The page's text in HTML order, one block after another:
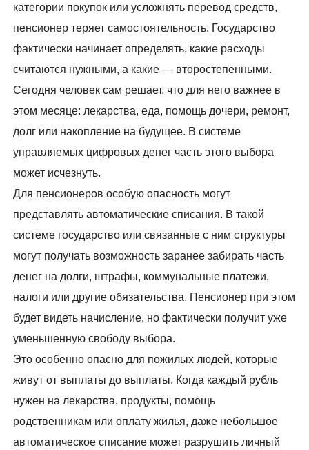
категории покупок или усложнять перевод средств,
пенсионер теряет самостоятельность. Государство
фактически начинает определять, какие расходы
считаются нужными, а какие — второстепенными.
Сегодня человек сам решает, что для него важнее в
этом месяце: лекарства, еда, помощь дочери, ремонт,
долг или накопление на будущее. В системе
управляемых цифровых денег часть этого выбора
может исчезнуть.
Для пенсионеров особую опасность могут
представлять автоматические списания. В такой
системе государство или связанные с ним структуры
могут получать возможность заранее забирать часть
денег на долги, штрафы, коммунальные платежи,
налоги или другие обязательства. Пенсионер при этом
будет видеть начисление, но фактически получит уже
уменьшенную свободу выбора.
Это особенно опасно для пожилых людей, которые
живут от выплаты до выплаты. Когда каждый рубль
нужен на лекарства, продукты, помощь
родственникам или оплату жилья, даже небольшое
автоматическое списание может разрушить личный